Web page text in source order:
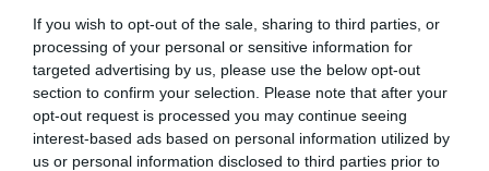
If you wish to opt-out of the sale, sharing to third parties, or
processing of your personal or sensitive information for
targeted advertising by us, please use the below opt-out
section to confirm your selection. Please note that after your
opt-out request is processed you may continue seeing
interest-based ads based on personal information utilized by
us or personal information disclosed to third parties prior to
Collegati con noi:
Iscriviti alla newsletter